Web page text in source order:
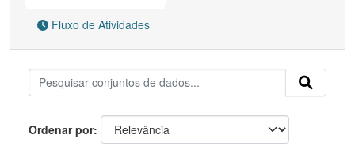
Fluxo de Atividades
Ordenar por